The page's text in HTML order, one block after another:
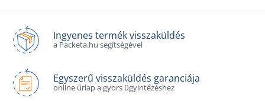
Ingyenes termék visszaküldés
a Packeta.hu segítségével
Egyszerű visszaküldés garanciája
online űrlap a gyors ügyintézéshez